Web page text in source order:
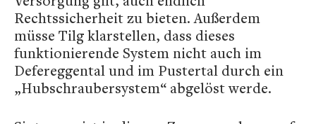
Rechtssicherheit zu bieten. Außerdem
müsse Tilg klarstellen, dass dieses
funktionierende System nicht auch im
Defereggental und im Pustertal durch ein
„Hubschraubersystem“ abgelöst werde.